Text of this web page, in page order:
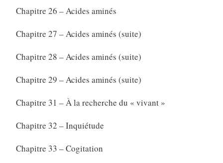
Chapitre 26 – Acides aminés
Chapitre 27 – Acides aminés (suite)
Chapitre 28 – Acides aminés (suite)
Chapitre 29 – Acides aminés (suite)
Chapitre 31 – À la recherche du « vivant »
Chapitre 32 – Inquiétude
Chapitre 33 – Cogitation